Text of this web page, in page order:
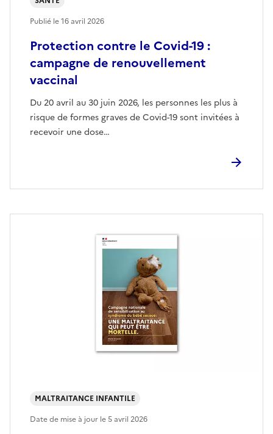
Protection contre le Covid-19 :
campagne de renouvellement
vaccinal
Du 20 avril au 30 juin 2026, les personnes les plus à
risque de formes graves de Covid-19 sont invitées à
recevoir une dose…
Publié le16 avril 2026
MALTRAITANCE INFANTILE
Date de mise à jour le5 avril 2026